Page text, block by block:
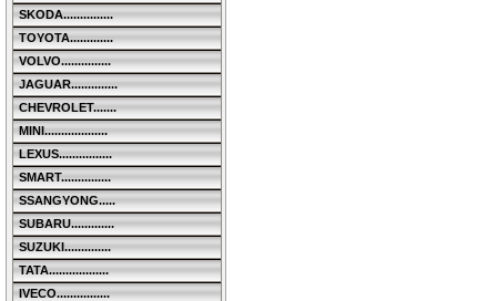
SKODA...............
TOYOTA.............
VOLVO...............
JAGUAR..............
CHEVROLET.......
MINI...................
LEXUS................
SMART...............
SSANGYONG.....
SUBARU.............
SUZUKI..............
TATA..................
IVECO................